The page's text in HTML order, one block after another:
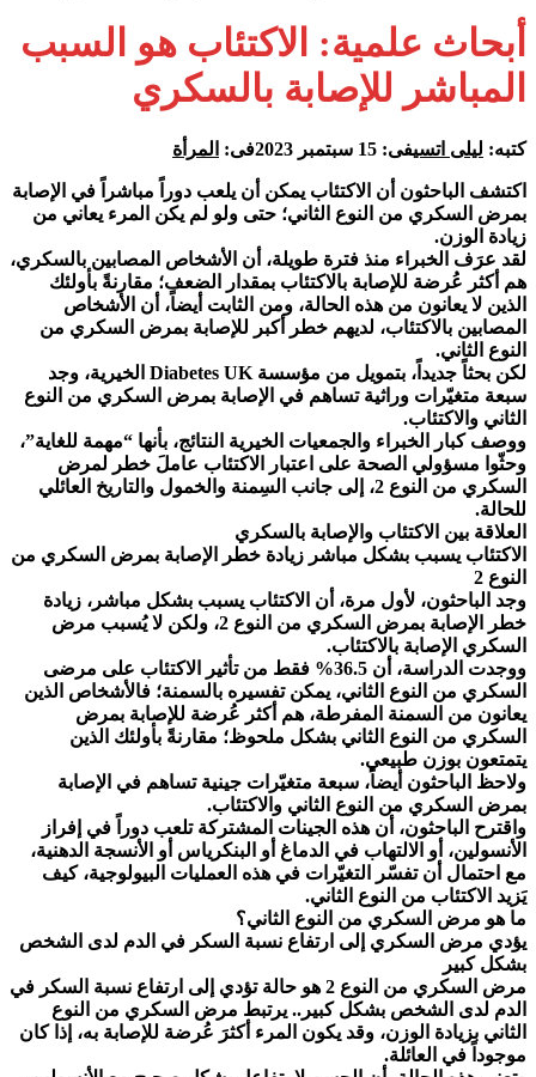
أبحاث علمية: الاكتئاب هو السبب
المباشر للإصابة بالسكري
كتبه: ليلى اتسيفى: 15 سبتمبر 2023 فى: المرأة
اكتشف الباحثون أن الاكتئاب يمكن أن يلعب دوراً مباشراً في الإصابة
بمرض السكري من النوع الثاني؛ حتى ولو لم يكن المرء يعاني من
زيادة الوزن.
لقد عرَف الخبراء منذ فترة طويلة، أن الأشخاص المصابين بالسكري،
هم أكثر عُرضة للإصابة بالاكتئاب بمقدار الضعف؛ مقارنةً بأولئك
الذين لا يعانون من هذه الحالة، ومن الثابت أيضاً، أن الأشخاص
المصابين بالاكتئاب، لديهم خطر أكبر للإصابة بمرض السكري من
النوع الثاني.
لكن بحثاً جديداً، بتمويل من مؤسسة Diabetes UK الخيرية، وجد
سبعة متغيّرات وراثية تساهم في الإصابة بمرض السكري من النوع
الثاني والاكتئاب.
ووصف كبار الخبراء والجمعيات الخيرية النتائج، بأنها “مهمة للغاية”،
وحثّوا مسؤولي الصحة على اعتبار الاكتئاب عاملَ خطر لمرض
السكري من النوع 2، إلى جانب السِمنة والخمول والتاريخ العائلي
للحالة.
العلاقة بين الاكتئاب والإصابة بالسكري
الاكتئاب يسبب بشكل مباشر زيادة خطر الإصابة بمرض السكري من
النوع 2
وجد الباحثون، لأول مرة، أن الاكتئاب يسبب بشكل مباشر، زيادة
خطر الإصابة بمرض السكري من النوع 2، ولكن لا يُسبب مرض
السكري الإصابة بالاكتئاب.
ووجدت الدراسة، أن 36.5% فقط من تأثير الاكتئاب على مرضى
السكري من النوع الثاني، يمكن تفسيره بالسمنة؛ فالأشخاص الذين
يعانون من السمنة المفرطة، هم أكثر عُرضة للإصابة بمرض
السكري من النوع الثاني بشكل ملحوظ؛ مقارنةً بأولئك الذين
يتمتعون بوزن طبيعي.
ولاحظ الباحثون أيضاً، سبعة متغيّرات جينية تساهم في الإصابة
بمرض السكري من النوع الثاني والاكتئاب.
واقترح الباحثون، أن هذه الجينات المشتركة تلعب دوراً في إفراز
الأنسولين، أو الالتهاب في الدماغ أو البنكرياس أو الأنسجة الدهنية،
مع احتمال أن تفسّر التغيّرات في هذه العمليات البيولوجية، كيف
يَزيد الاكتئاب من النوع الثاني.
ما هو مرض السكري من النوع الثاني؟
يؤدي مرض السكري إلى ارتفاع نسبة السكر في الدم لدى الشخص
بشكل كبير
مرض السكري من النوع 2 هو حالة تؤدي إلى ارتفاع نسبة السكر في
الدم لدى الشخص بشكل كبير.. يرتبط مرض السكري من النوع
الثاني بزيادة الوزن، وقد يكون المرء أكثرَ عُرضة للإصابة به، إذا كان
موجوداً في العائلة.